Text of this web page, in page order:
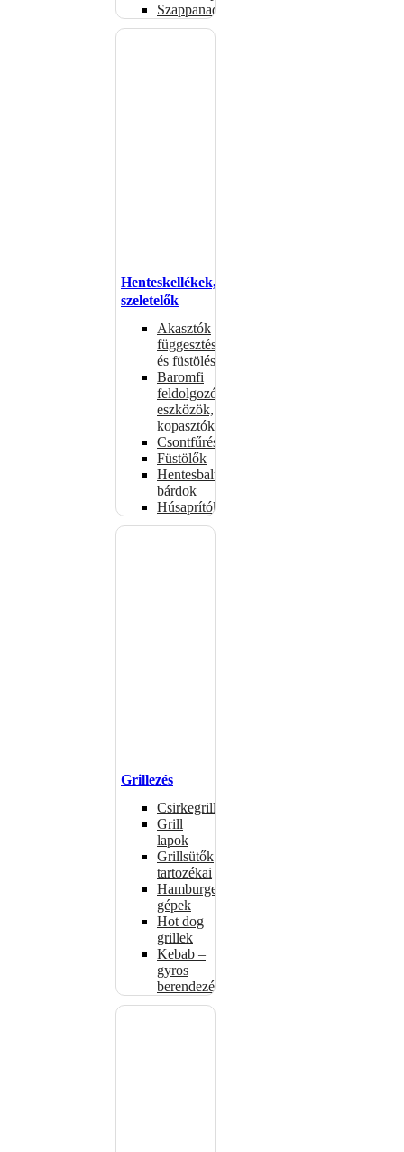
Szappanadagolók
Henteskellékek,
szeletelők
Akasztók
függesztéshez
és füstöléshez
Baromfi
feldolgozó
eszközök,
kopasztók
Csontfűrészek
Füstölők
Hentesbalták,
bárdok
Húsaprítók
Grillezés
Csirkegrillek
Grill
lapok
Grillsütők
tartozékai
Hamburgerformázó
gépek
Hot dog
grillek
Kebab –
gyros
berendezés